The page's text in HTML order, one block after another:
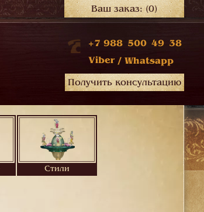
Ваш заказ:(0)
+7 988 500 49 38
Viber / Whatsapp
Получить консультацию
Стили